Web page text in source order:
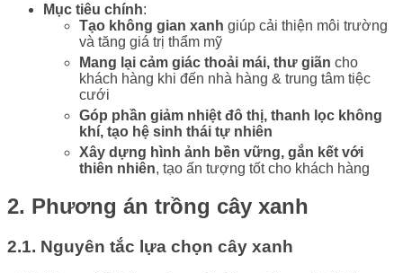
Mục tiêu chính:
Tạo không gian xanh giúp cải thiện môi trường
và tăng giá trị thẩm mỹ
Mang lại cảm giác thoải mái, thư giãn cho
khách hàng khi đến nhà hàng & trung tâm tiệc
cưới
Góp phần giảm nhiệt đô thị, thanh lọc không
khí, tạo hệ sinh thái tự nhiên
Xây dựng hình ảnh bền vững, gắn kết với
thiên nhiên, tạo ấn tượng tốt cho khách hàng
2. Phương án trồng cây xanh
2.1. Nguyên tắc lựa chọn cây xanh